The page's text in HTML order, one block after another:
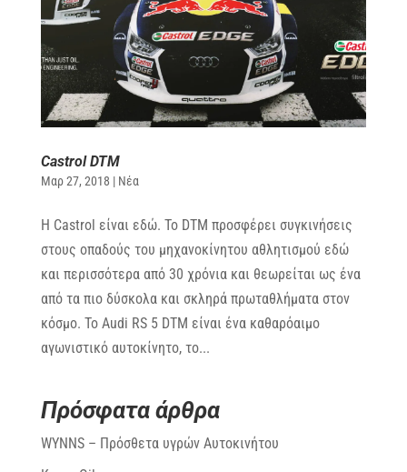
Castrol DTM
Μαρ 27, 2018 | Νέα
Η Castrol είναι εδώ. Το DTM προσφέρει συγκινήσεις
στους οπαδούς του μηχανοκίνητου αθλητισμού εδώ
και περισσότερα από 30 χρόνια και θεωρείται ως ένα
από τα πιο δύσκολα και σκληρά πρωταθλήματα στον
κόσμο. Το Audi RS 5 DTM είναι ένα καθαρόαιμο
αγωνιστικό αυτοκίνητο, το...
Πρόσφατα άρθρα
WYNNS – Πρόσθετα υγρών Αυτοκινήτου